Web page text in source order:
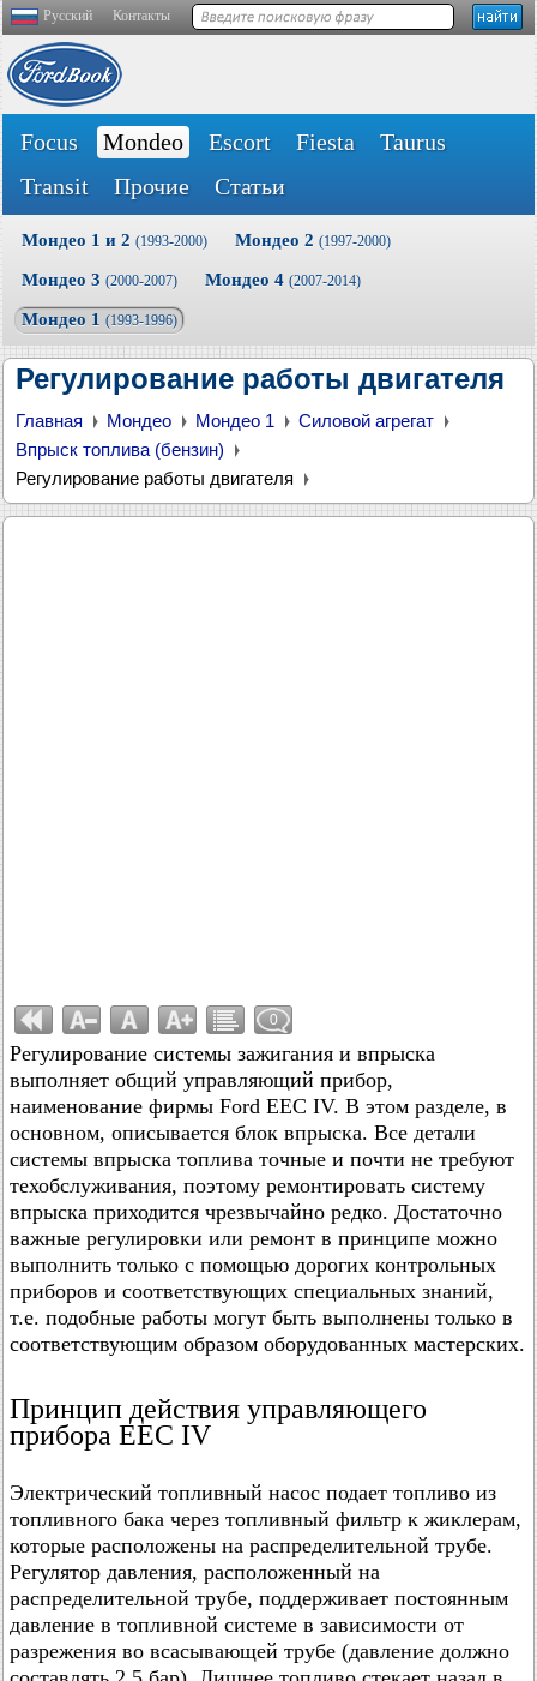
Русский Контакты
Focus Mondeo Escort Fiesta
Taurus
Transit
Прочие Статьи
Мондео 1 и 2 (1993-2000) Мондео 2 (1997-2000)
Мондео 3 (2000-2007) Мондео 4 (2007-2014)
Мондео 1 (1993-1996)
Регулирование работы двигателя
Главная Мондео Мондео 1
Силовой агрегат
Впрыск топлива (бензин)
Регулирование работы двигателя
0
Регулирование системы зажигания и впрыска
выполняет общий управляющий прибор,
наименование фирмы Ford EEC IV. В этом разделе, в
основном, описывается блок впрыска. Все детали
системы впрыска топлива точные и почти не требуют
техобслуживания, поэтому ремонтировать систему
впрыска приходится чрезвычайно редко. Достаточно
важные регулировки или ремонт в принципе можно
выполнить только с помощью дорогих контрольных
приборов и соответствующих специальных знаний,
т.е. подобные работы могут быть выполнены только в
соответствующим образом оборудованных мастерских.
Принцип действия управляющего
прибора EEC IV
Электрический топливный насос подает топливо из
топливного бака через топливный фильтр к жиклерам,
которые расположены на распределительной трубе.
Регулятор давления, расположенный на
распределительной трубе, поддерживает постоянным
давление в топливной системе в зависимости от
разрежения во всасывающей трубе (давление должно